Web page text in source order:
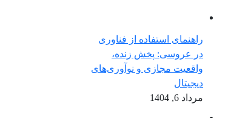
راهنمای استفاده از فناوری
در عروسی: پخش زنده،
واقعیت مجازی و نوآوری‌های
دیجیتال
مرداد 6, 1404